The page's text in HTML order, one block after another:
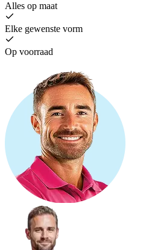
Alles op maat
Elke gewenste vorm
Op voorraad